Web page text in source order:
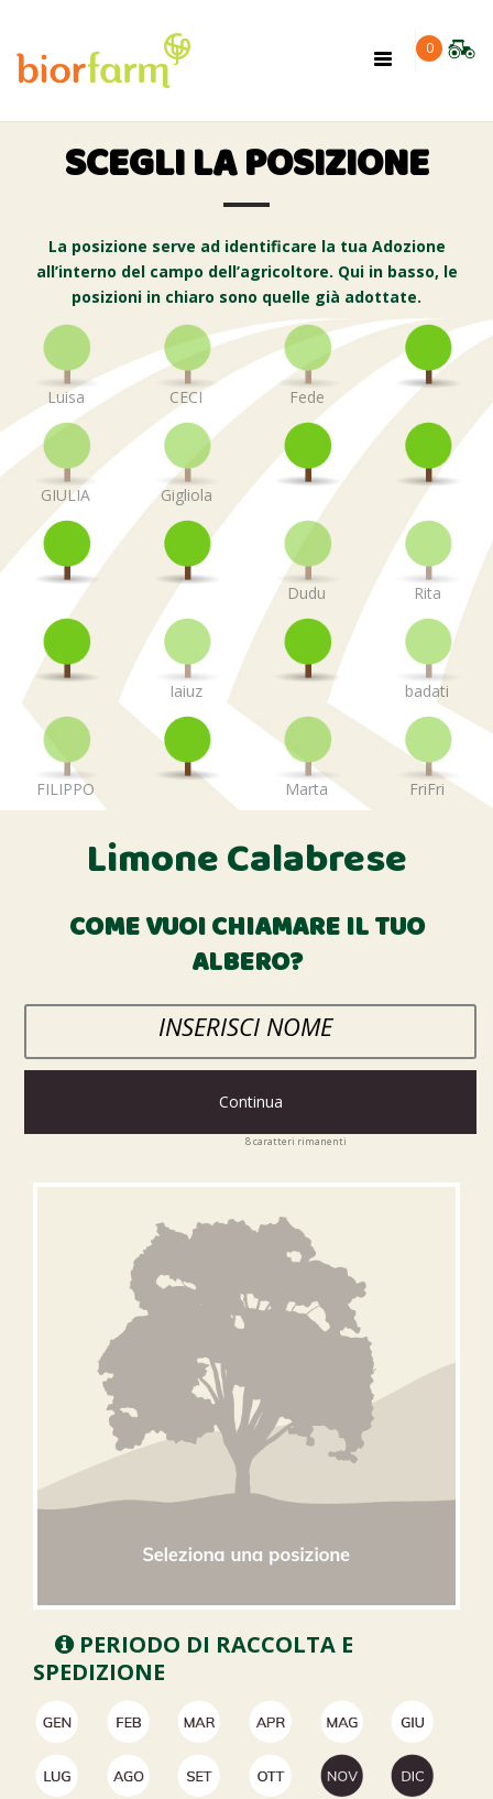
0
Toggle
SCEGLI LA POSIZIONE
La posizione serve ad identificare la tua Adozione
all’interno del campo dell’agricoltore. Qui in basso, le
posizioni in chiaro sono quelle già adottate.
Luisa CECI Fede
GIULIA Gigliola
Dudu Rita
Iaiuz badati
FILIPPO Marta FriFri
Limone Calabrese
COME VUOI CHIAMARE IL TUO
ALBERO?
Continua
8caratteri rimanenti
PERIODO DI RACCOLTA E
SPEDIZIONE